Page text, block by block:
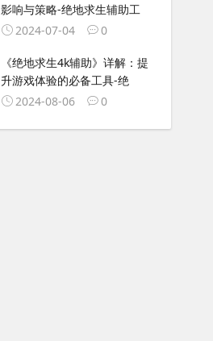
影响与策略-绝地求生辅助工
2024-07-04
0
《绝地求生4k辅助》详解：提
升游戏体验的必备工具-绝
2024-08-06
0